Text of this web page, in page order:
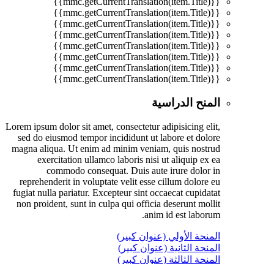
{{mmc.getCurrentTranslation(item.Title)}}
{{mmc.getCurrentTranslation(item.Title)}}
{{mmc.getCurrentTranslation(item.Title)}}
{{mmc.getCurrentTranslation(item.Title)}}
{{mmc.getCurrentTranslation(item.Title)}}
{{mmc.getCurrentTranslation(item.Title)}}
{{mmc.getCurrentTranslation(item.Title)}}
المنح الدراسية
Lorem ipsum dolor sit amet, consectetur adipisicing elit,
sed do eiusmod tempor incididunt ut labore et dolore
magna aliqua. Ut enim ad minim veniam, quis nostrud
exercitation ullamco laboris nisi ut aliquip ex ea
commodo consequat. Duis aute irure dolor in
reprehenderit in voluptate velit esse cillum dolore eu
fugiat nulla pariatur. Excepteur sint occaecat cupidatat
non proident, sunt in culpa qui officia deserunt mollit
anim id est laborum.
المنحة الأولي (عنوان كبير)
المنحة الثانية (عنوان كبير)
المنحة الثالثة (عنوان كبير)